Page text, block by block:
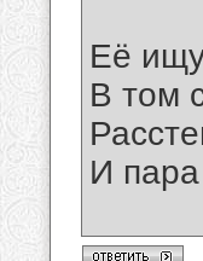
Её ищу
В том
И